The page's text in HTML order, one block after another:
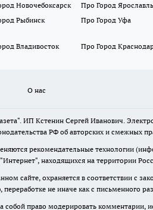
Новочебоксарск Про Город Ярославль
Рыбинск Про Город Уфа
Владивосток Про Город
О нас
ИП Кстенин Сергей Иванович.
РФ об авторских и смежных
рекомендательные технологии
находящихся на территории
сайте, охраняется в соответствии с
не иначе как с письменного
собой право модерировать комментарии,